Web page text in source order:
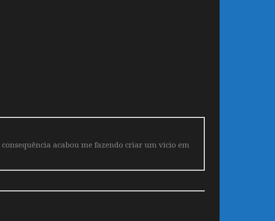
acabou me fazendo criar um vicio em